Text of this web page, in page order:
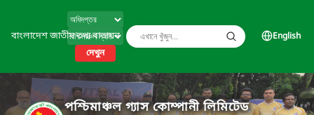
বাংলাদেশ জাতীয় তথ্য বাতায়ন
দেখুন
English
পশ্চিমাঞ্চল গ্যাস কোম্পানী লিমিটেড